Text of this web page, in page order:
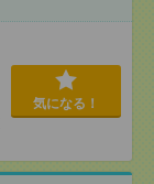
気になる！